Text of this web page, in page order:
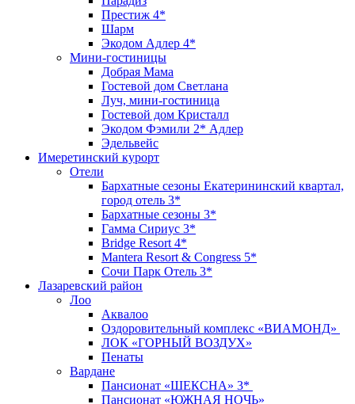
Престиж 4*
Шарм
Экодом Адлер 4*
Мини-гостиницы
Добрая Мама
Гостевой дом Светлана
Луч, мини-гостиница
Гостевой дом Кристалл
Экодом Фэмили 2* Адлер
Эдельвейс
Имеретинский курорт
Отели
Бархатные сезоны Екатерининский квартал,
город отель 3*
Бархатные сезоны 3*
Гамма Сириус 3*
Bridge Resort 4*
Mantera Resort & Congress 5*
Сочи Парк Отель 3*
Лазаревский район
Лоо
Аквалоо
Оздоровительный комплекс «ВИАМОНД»
ЛОК «ГОРНЫЙ ВОЗДУХ»
Пенаты
Вардане
Пансионат «ШЕКСНА» 3*
Пансионат «ЮЖНАЯ НОЧЬ»